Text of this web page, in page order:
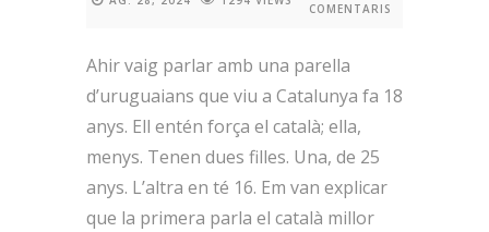
COMENTARIS
Ahir vaig parlar amb una parella
d’uruguaians que viu a Catalunya fa 18
anys. Ell entén força el català; ella,
menys. Tenen dues filles. Una, de 25
anys. L’altra en té 16. Em van explicar
que la primera parla el català millor